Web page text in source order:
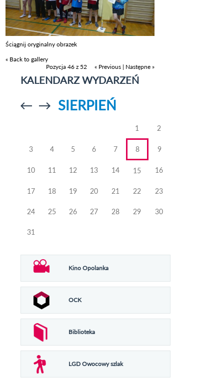
Ściągnij oryginalny obrazek
« Back to gallery
Pozycja 46 z 52
« Previous | Następne »
KALENDARZ WYDARZEŃ
Przejdź doPrzejdź do
SIERPIEŃ
1 2
3 4 5 6 7 8 9
10 11 12 13 14 15 16
17 18 19 20 21 22 23
24 25 26 27 28 29 30
31
Kino Opolanka
OCK
Biblioteka
LGD Owocowy szlak